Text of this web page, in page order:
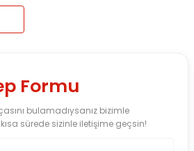
Formu
bulamadıysanız bizimle
sürede sizinle iletişime geçsin!